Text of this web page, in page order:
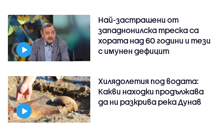
Най-застрашени от
западнонилска треска са
хората над 60 години и тези
с имунен дефицит
Хилядолетия под водата:
Какви находки продължава
да ни разкрива река Дунав